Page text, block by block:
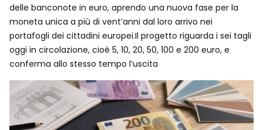
delle banconote in euro, aprendo una nuova fase per la
moneta unica a più di vent’anni dal loro arrivo nei
portafogli dei cittadini europei.Il progetto riguarda i sei tagli
oggi in circolazione, cioè 5, 10, 20, 50, 100 e 200 euro, e
conferma allo stesso tempo l’uscita